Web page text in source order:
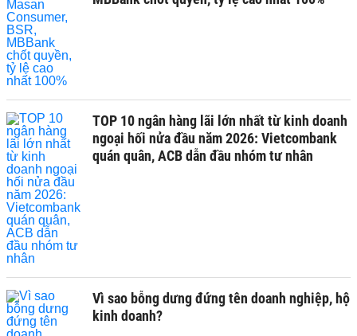
TOP 10 ngân hàng lãi lớn nhất từ kinh doanh
ngoại hối nửa đầu năm 2026: Vietcombank
quán quân, ACB dẫn đầu nhóm tư nhân
Vì sao bỗng dưng đứng tên doanh nghiệp, hộ
kinh doanh?